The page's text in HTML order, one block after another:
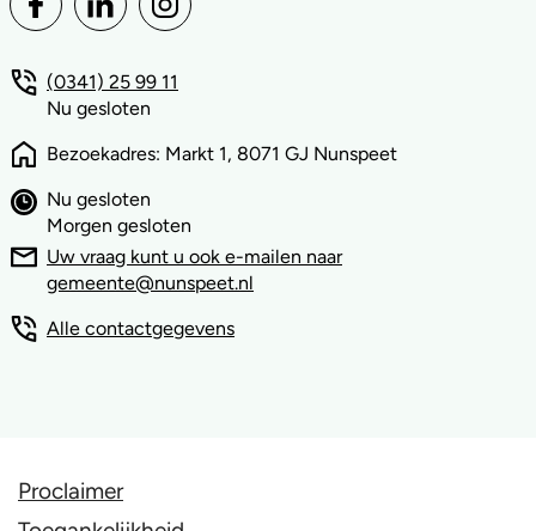
(0341) 25 99 11
Nu gesloten
Bezoekadres: Markt 1, 8071 GJ Nunspeet
Nu gesloten
Morgen gesloten
Uw vraag kunt u ook e-mailen naar
gemeente@nunspeet.nl
Alle contactgegevens
Proclaimer